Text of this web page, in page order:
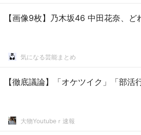
【画像9枚】乃木坂46 中田花奈、ど
気になる芸能まとめ
【徹底議論】「オケツイク」「部活
大物Youtubeｒ速報